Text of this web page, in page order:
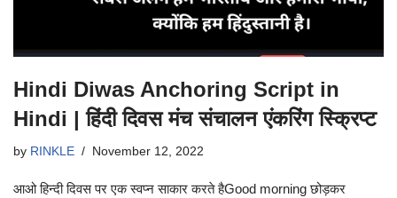
Hindi Diwas Anchoring Script in
Hindi | हिंदी दिवस मंच संचालन एंकरिंग स्क्रिप्ट
by RINKLE November 12, 2022
आओ हिन्दी दिवस पर एक स्वप्न साकार करते हैGood morning छोड़कर